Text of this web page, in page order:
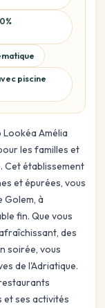
piscine
Amélia
les familles et
Cet établissement
et épurées, vous
Golem, à
fin. Que vous
des
soirée, vous
de l'Adriatique.
et ses activités